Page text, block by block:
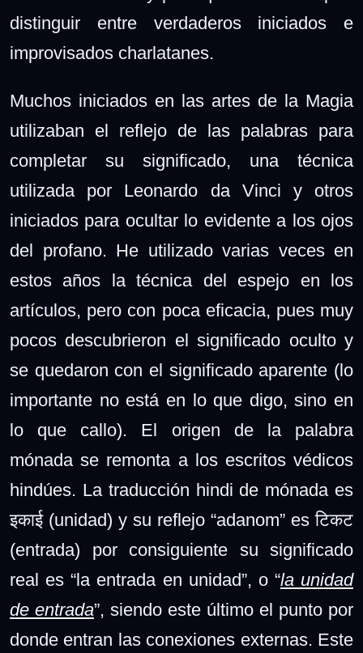
distinguir entre verdaderos iniciados e
improvisados charlatanes.
Muchos iniciados en las artes de la Magia
utilizaban el reflejo de las palabras para
completar su significado, una técnica
utilizada por Leonardo da Vinci y otros
iniciados para ocultar lo evidente a los ojos
del profano. He utilizado varias veces en
estos años la técnica del espejo en los
artículos, pero con poca eficacia, pues muy
pocos descubrieron el significado oculto y
se quedaron con el significado aparente (lo
importante no está en lo que digo, sino en
lo que callo). El origen de la palabra
mónada se remonta a los escritos védicos
hindúes. La traducción hindi de mónada es
इकाई (unidad) y su reflejo “adanom” es टिकट
(entrada) por consiguiente su significado
real es “la entrada en unidad”, o “la unidad
de entrada”, siendo este último el punto por
donde entran las conexiones externas. Este